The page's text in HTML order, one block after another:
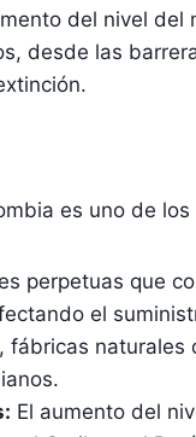
del nivel
desde las
es uno de
perpetuas que
el
fábricas
El aumento del